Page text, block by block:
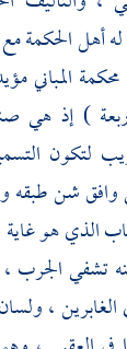
الحكمة مع
المباني
) إذ هي
شن طبقه
الذي هو غاية
تشفي الجرب
الغابرين ،